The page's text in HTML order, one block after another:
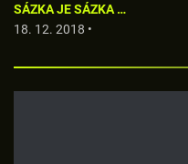
SÁZKA JE SÁZKA …
18. 12. 2018 •